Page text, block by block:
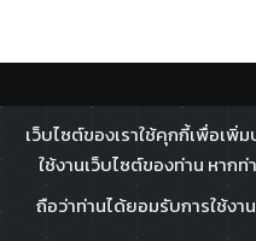
All rights reserved -
เว็บไซต์ของเราใช้คุกกี้เพื่อเพิ่
ใช้งานเว็บไซต์ของท่าน หากท่
ถือว่าท่านได้ยอมรับการใช้งา